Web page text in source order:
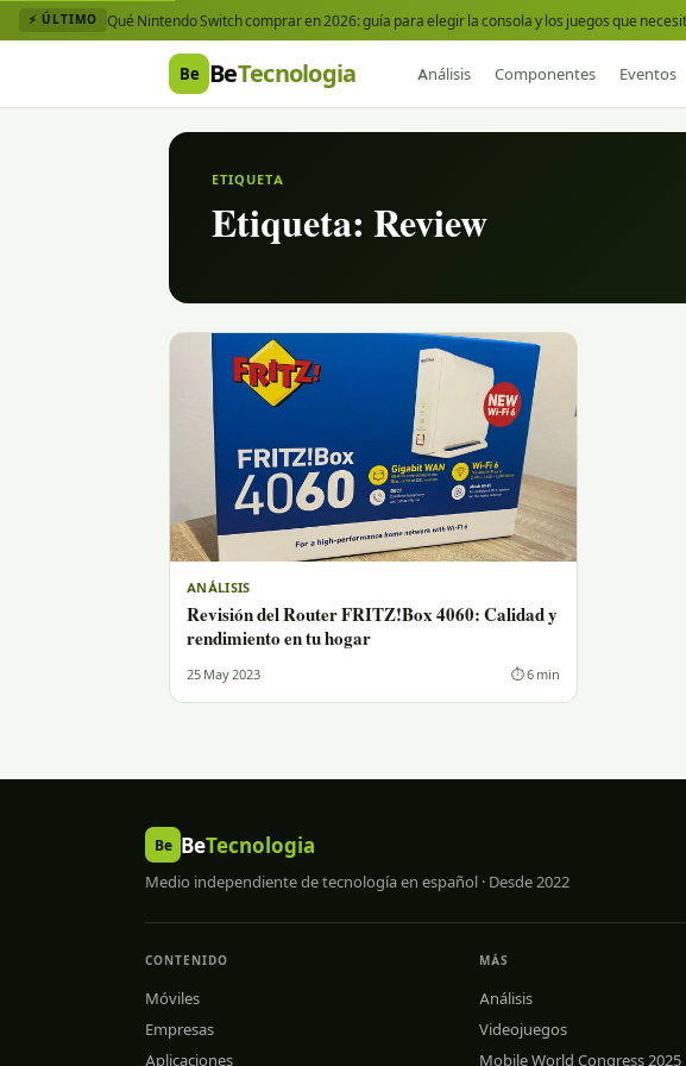
⚡ ÚLTIMO Qué Nintendo Switch comprar en 2026: guía para elegir la consola y los juegos que
Be BeTecnologia Análisis Componentes Eventos
ETIQUETA
Etiqueta: Review
ANÁLISIS
Revisión del Router FRITZ!Box 4060: Calidad y
rendimiento en tu hogar
25 May 2023 ⏱ 6 min
Be BeTecnologia
Medio independiente de tecnología en español · Desde 2022
CONTENIDO
Móviles
Empresas
Aplicaciones
MÁS
Análisis
Videojuegos
Mobile World Congress 2025